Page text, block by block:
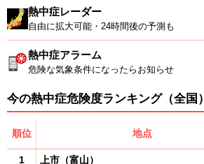
熱中症レーダー
自由に拡大可能・24時間後の予測も
熱中症アラーム
危険な気象条件になったらお知らせ
今の熱中症危険度ランキング（全国）
順位 地点
1 上市 （富山）